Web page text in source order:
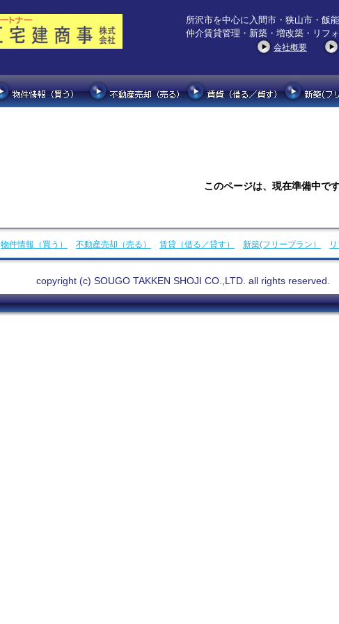
所沢市を中心に入間市・狭山市・飯
仲介賃貸管理・新築・増改築・リフ
会社概要
このページは、現在準備中です
物件情報（買う） 不動産売却（売る） 賃貸（借る／貸す） 新築(フリープラン）
copyright (c) SOUGO TAKKEN SHOJI CO.,LTD. all rights reserved.